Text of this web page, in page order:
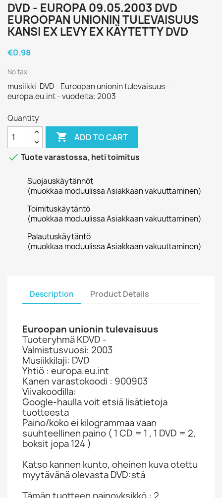
DVD - EUROPA 09.05.2003 DVD
EUROOPAN UNIONIN TULEVAISUUS
KANSI EX LEVY EX KÄYTETTY DVD
€0.98
No tax
musiikki-DVD - Euroopan unionin tulevaisuus -
europa.eu.int - vuodelta: 2003
Quantity
 ADD TO CART
 Tuote varastossa, heti toimitus
Suojauskäytännöt
(muokkaa moduulissa Asiakkaan vakuuttaminen)
Toimituskäytäntö
(muokkaa moduulissa Asiakkaan vakuuttaminen)
Palautuskäytäntö
(muokkaa moduulissa Asiakkaan vakuuttaminen)
Description Product Details
Euroopan unionin tulevaisuus
Tuoteryhmä KDVD -
Valmistusvuosi: 2003
Musiikkilaji: DVD
Yhtiö : europa.eu.int
Kanen varastokoodi : 900903
Viivakoodilla:
Google-haulla voit etsiä lisätietoja
tuotteesta
Paino/koko ei kilogrammaa vaan
suuhteellinen paino ( 1 CD = 1 , 1 DVD = 2,
boksit jopa 124 )
Katso kannen kunto, oheinen kuva otettu
myytävänä olevasta DVD:stä